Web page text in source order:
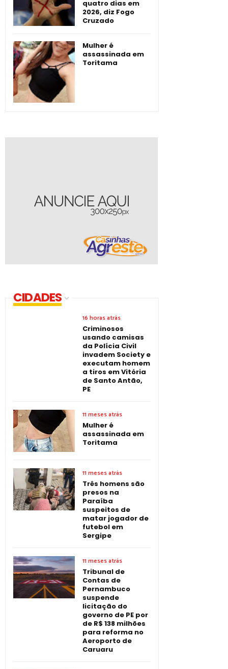
quatro dias em
2026, diz Fogo
Cruzado
Mulher é
assassinada em
Toritama
CIDADES
16 horas atrás
Criminosos
usando camisas
da Polícia Civil
invadem Society e
executam homem
a tiros em Vitória
de Santo Antão,
PE
11 meses atrás
Mulher é
assassinada em
Toritama
11 meses atrás
Três homens são
presos na
Paraíba
suspeitos de
matar jogador de
futebol em
Sergipe
11 meses atrás
Tribunal de
Contas de
Pernambuco
suspende
licitação do
governo de PE por
de R$ 138 milhões
para reforma no
Aeroporto de
Caruaru